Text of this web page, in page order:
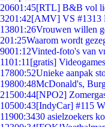
20601:45[RTL] B&B vol
3201:42[AMV] VS #1313
13801:26Vrouwen willen
201:25Waarom wordt
9001:12Vinted-foto's van
1101:11 [gratis]
17800:52Unieke aanpak
19800:48McDonald's,
21500:44[NPO2]
10500:43[IndyCar] #115
11900:3430 asielzoekers